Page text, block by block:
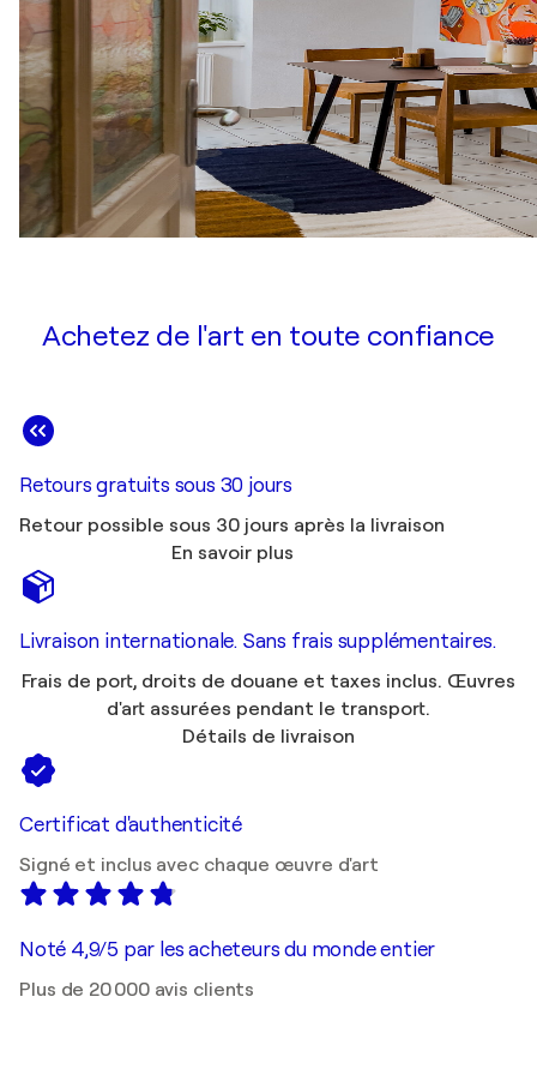
Achetez de l'art en toute confiance
Retours gratuits sous 30 jours
Retour possible sous 30 jours après la livraison
En savoir plus
Livraison internationale. Sans frais supplémentaires.
Frais de port, droits de douane et taxes inclus. Œuvres
d'art assurées pendant le transport.
Détails de livraison
Certificat d'authenticité
Signé et inclus avec chaque œuvre d'art
Noté 4,9/5 par les acheteurs du monde entier
Plus de 20 000 avis clients